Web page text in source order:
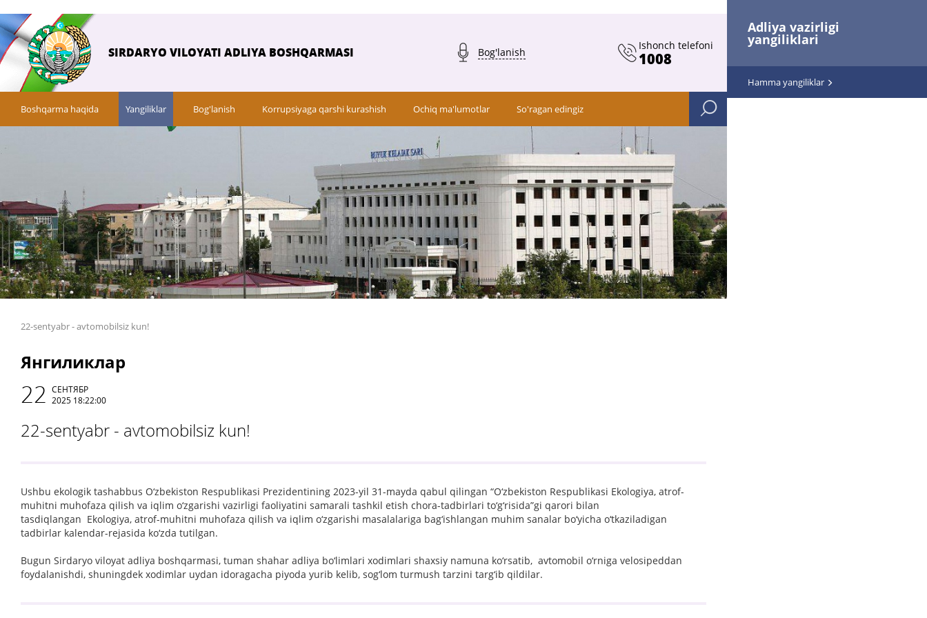
Adliya vazirligi
yangiliklari
Hamma yangiliklar
SIRDARYO VILOYATI ADLIYA BOSHQARMASI Bog'lanish
Ishonch telefoni
1008
Boshqarma haqida Yangiliklar Bog'lanish Korrupsiyaga qarshi kurashish Ochiq ma'lumotlar So'ragan edingiz
22-sentyabr - avtomobilsiz kun!
Янгиликлар
22 СЕНТЯБР
2025 18:22:00
22-sentyabr - avtomobilsiz kun!
Ushbu ekologik tashabbus O‘zbekiston Respublikasi Prezidentining 2023-yil 31-mayda qabul qilingan “O‘zbekiston Respublikasi Ekologiya, atrof-
muhitni muhofaza qilish va iqlim o‘zgarishi vazirligi faoliyatini samarali tashkil etish chora-tadbirlari to‘g‘risida”gi qarori bilan
tasdiqlangan Ekologiya, atrof-muhitni muhofaza qilish va iqlim o‘zgarishi masalalariga bag‘ishlangan muhim sanalar bo‘yicha o‘tkaziladigan
tadbirlar kalendar-rejasida ko‘zda tutilgan.
Bugun Sirdaryo viloyat adliya boshqarmasi, tuman shahar adliya bo‘limlari xodimlari shaxsiy namuna ko‘rsatib, avtomobil o‘rniga velosipeddan
foydalanishdi, shuningdek xodimlar uydan idoragacha piyoda yurib kelib, sog‘lom turmush tarzini targ‘ib qildilar.